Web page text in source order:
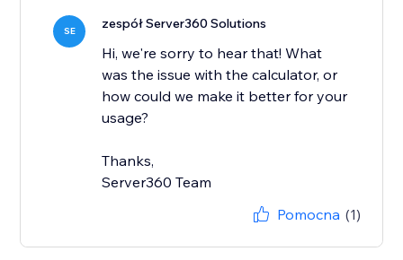
SE zespół Server360 Solutions
Hi, we're sorry to hear that! What
was the issue with the calculator, or
how could we make it better for your
usage?
Thanks,
Server360 Team
Pomocna (1)